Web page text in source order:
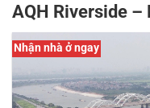
AQH Riverside –
Nhận nhà ở ngay